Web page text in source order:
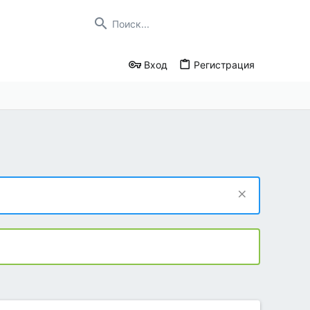
Вход Регистрация